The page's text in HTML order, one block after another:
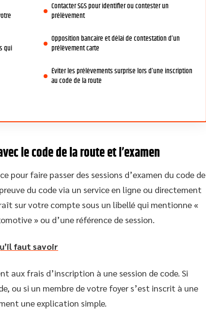
qui
Contacter SGS pour identifier ou contester un
prélèvement
Opposition bancaire et délai de contestation d’un
prélèvement carte
Éviter les prélèvements surprise lors d’une inscription
au code de la route
le code de la route et l’examen
pour faire passer des sessions d’examen du code de
du code via un service en ligne ou directement
sur votre compte sous un libellé qui mentionne «
» ou d’une référence de session.
faut savoir
aux frais d’inscription à une session de code. Si
ou si un membre de votre foyer s’est inscrit à une
une explication simple.